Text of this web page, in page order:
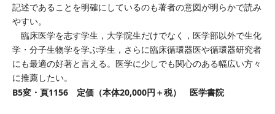
記述であることを明確にしているのも著者の意図が明らかで読み
やすい。
臨床医学を志す学生，大学院生だけでなく，医学部以外で生化
学・分子生物学を学ぶ学生，さらに臨床循環器医や循環器研究者
にも最適の好著と言える。医学に少しでも関心のある幅広い方々
に推薦したい。
B5変・頁1156 定価（本体20,000円＋税） 医学書院